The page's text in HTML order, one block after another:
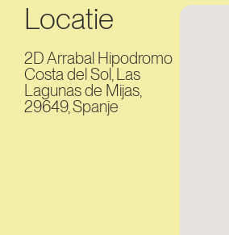
Locatie
2D Arrabal Hipodromo
Costa del Sol, Las
Lagunas de Mijas,
29649, Spanje